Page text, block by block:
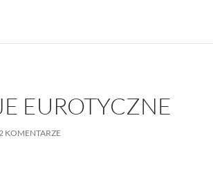
EUROTYCZNE
2 KOMENTARZE